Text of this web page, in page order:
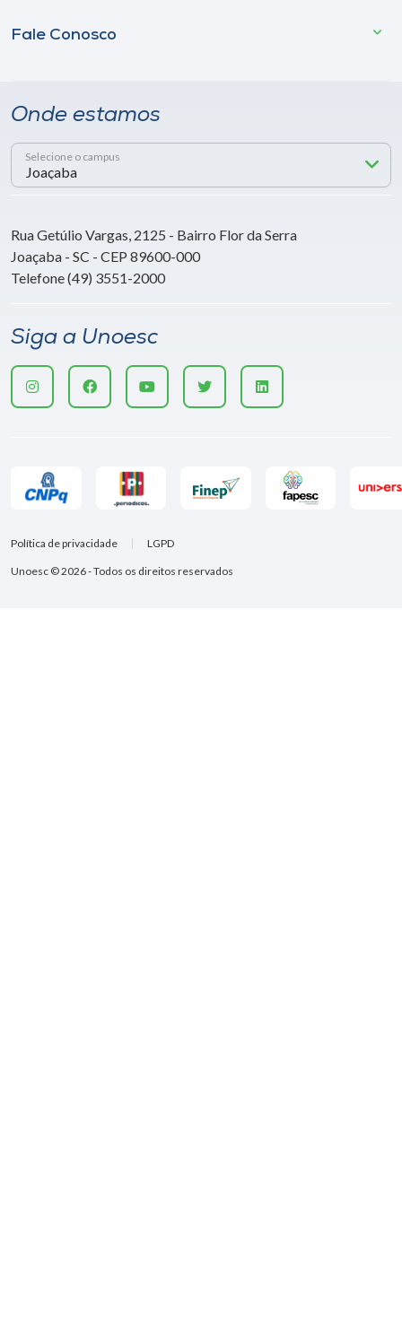
Fale Conosco
Onde estamos
Selecione o campus
Rua Getúlio Vargas, 2125 - Bairro Flor da Serra
Joaçaba - SC - CEP 89600-000
Telefone (49) 3551-2000
Siga a Unoesc
Unoesc © 2026 - Todos os direitos reservados
Política de privacidade LGPD